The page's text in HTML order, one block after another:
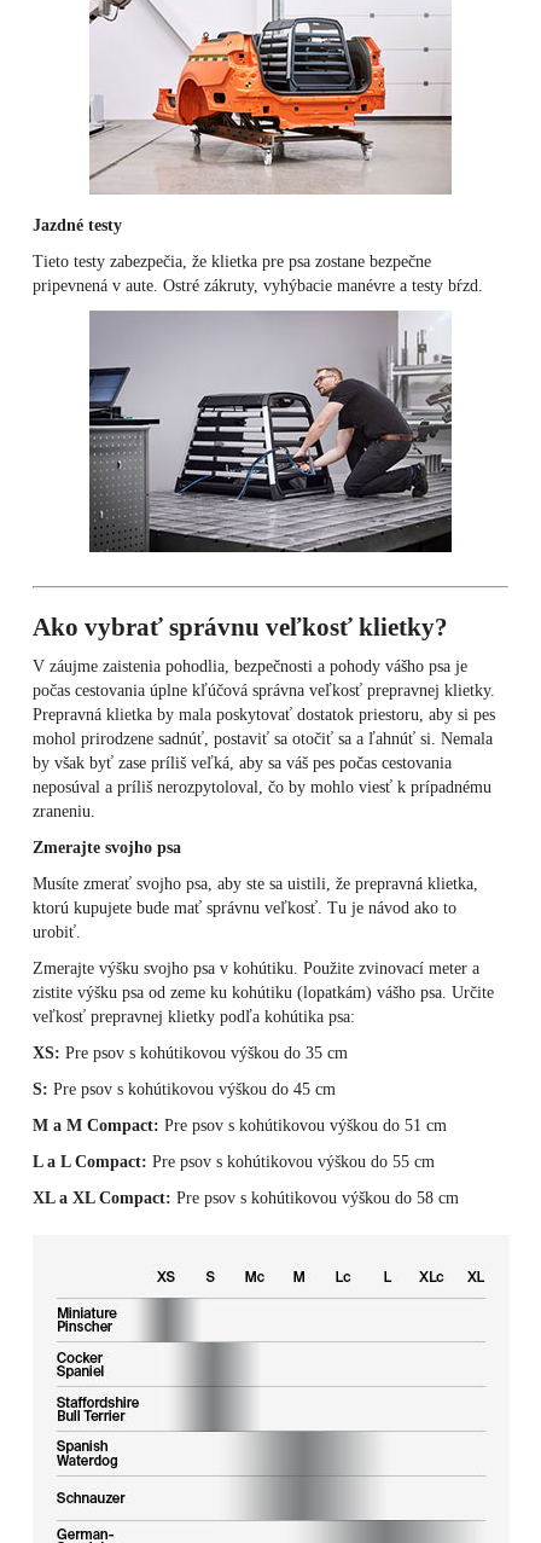
Jazdné testy
Tieto testy zabezpečia, že klietka pre psa zostane bezpečne
pripevnená v aute. Ostré zákruty, vyhýbacie manévre a testy bŕzd.
Ako vybrať správnu veľkosť klietky?
V záujme zaistenia pohodlia, bezpečnosti a pohody vášho psa je
počas cestovania úplne kľúčová správna veľkosť prepravnej klietky.
Prepravná klietka by mala poskytovať dostatok priestoru, aby si pes
mohol prirodzene sadnúť, postaviť sa otočiť sa a ľahnúť si. Nemala
by však byť zase príliš veľká, aby sa váš pes počas cestovania
neposúval a príliš nerozpytoloval, čo by mohlo viesť k prípadnému
zraneniu.
Zmerajte svojho psa
Musíte zmerať svojho psa, aby ste sa uistili, že prepravná klietka,
ktorú kupujete bude mať správnu veľkosť. Tu je návod ako to
urobiť.
Zmerajte výšku svojho psa v kohútiku. Použite zvinovací meter a
zistite výšku psa od zeme ku kohútiku (lopatkám) vášho psa. Určite
veľkosť prepravnej klietky podľa kohútika psa:
XS:Pre psov s kohútikovou výškou do 35 cm
S:Pre psov s kohútikovou výškou do 45 cm
M a M Compact: Pre psov s kohútikovou výškou do 51 cm
L a L Compact: Pre psov s kohútikovou výškou do 55 cm
XL a XL Compact: Pre psov s kohútikovou výškou do 58 cm